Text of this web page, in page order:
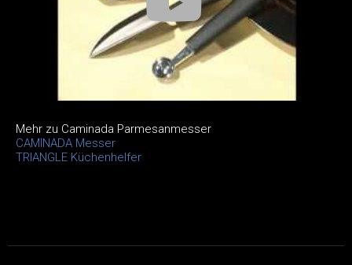
Mehr zu Caminada Parmesanmesser
CAMINADA Messer
TRIANGLE Küchenhelfer